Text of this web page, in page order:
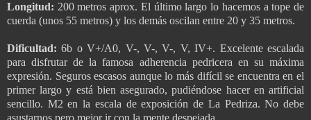
Longitud: 200 metros aprox. El último largo lo hacemos a tope de
cuerda (unos 55 metros) y los demás oscilan entre 20 y 35 metros.
Dificultad: 6b o V+/A0, V-, V-, V-, V, IV+. Excelente escalada
para disfrutar de la famosa adherencia pedricera en su máxima
expresión. Seguros escasos aunque lo más difícil se encuentra en el
primer largo y está bien asegurado, pudiéndose hacer en artificial
sencillo. M2 en la escala de exposición de La Pedriza. No debe